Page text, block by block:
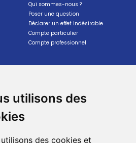
utilisons des
des cookies et
Qui sommes-nous ?
Poser une question
Déclarer un effet indésirable
Compte particulier
Compte professionnel